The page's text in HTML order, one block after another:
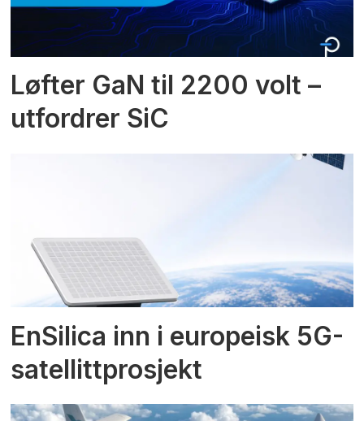
Løfter GaN til 2200 volt –
utfordrer SiC
EnSilica inn i europeisk 5G-
satellittprosjekt